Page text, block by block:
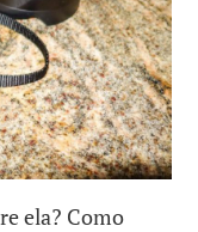
ela? Como